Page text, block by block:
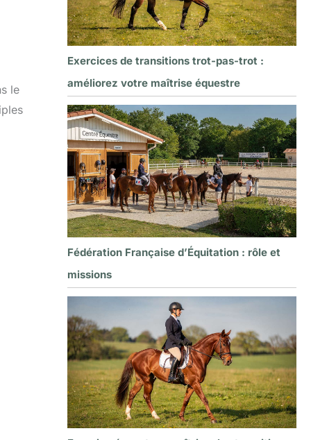
le
Exercices de transitions trot-pas-trot :
améliorez votre maîtrise équestre
Fédération Française d’Équitation : rôle et
missions